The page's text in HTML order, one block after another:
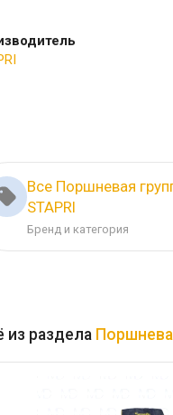
Все Поршневая
STAPRI
Бренд и категория
из раздела